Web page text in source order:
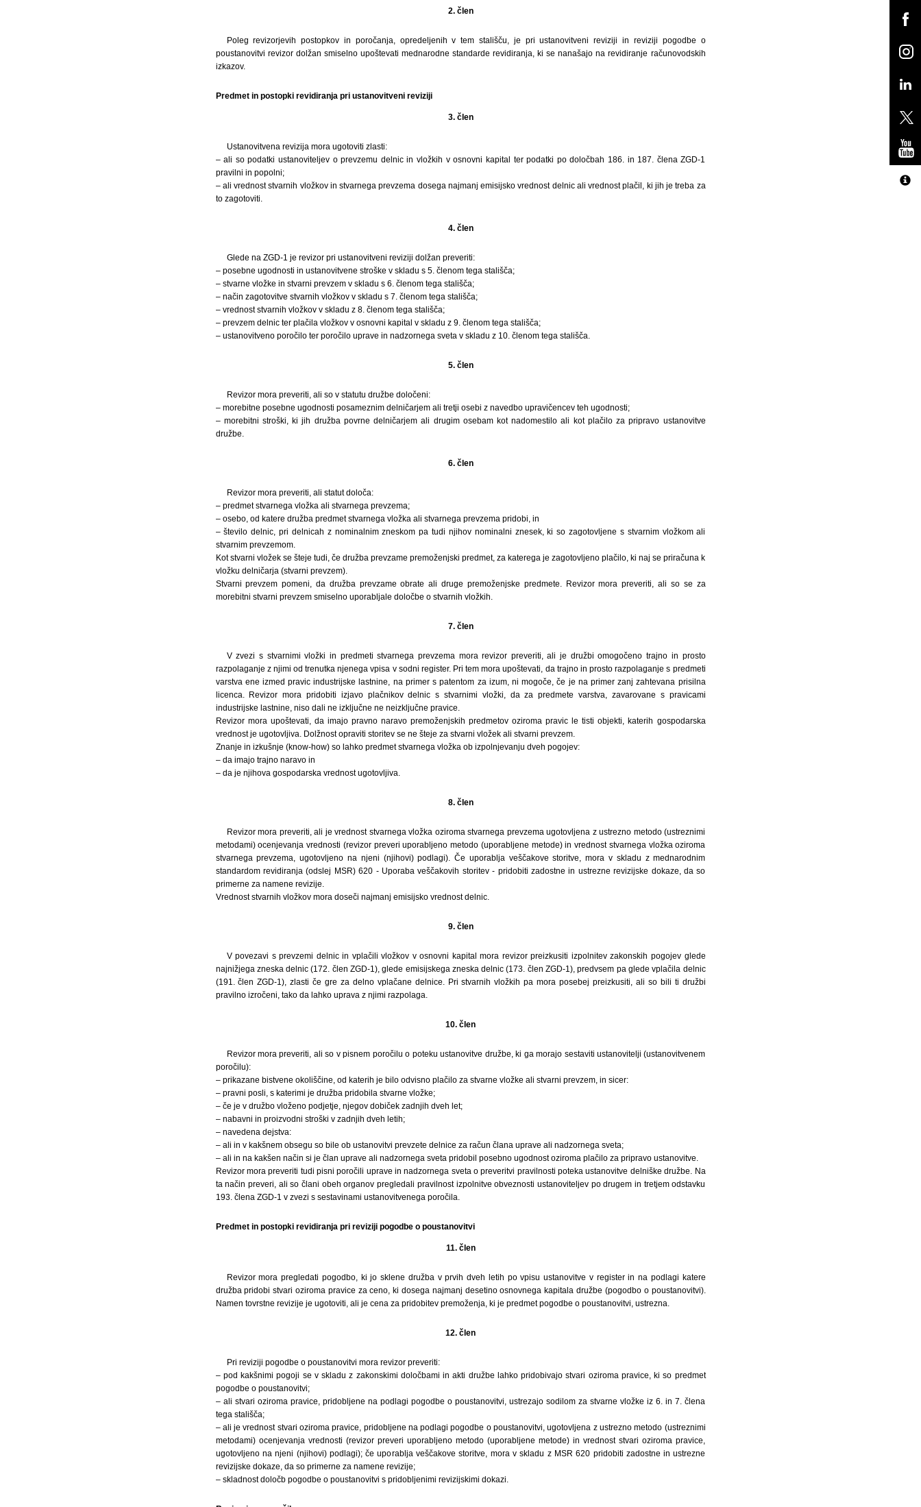
2. člen
Poleg revizorjevih postopkov in poročanja, opredeljenih v tem stališču, je pri ustanovitveni reviziji in reviziji pogodbe o
poustanovitvi revizor dolžan smiselno upoštevati mednarodne standarde revidiranja, ki se nanašajo na revidiranje računovodskih
izkazov.
Predmet in postopki revidiranja pri ustanovitveni reviziji
3. člen
Ustanovitvena revizija mora ugotoviti zlasti:
– ali so podatki ustanoviteljev o prevzemu delnic in vložkih v osnovni kapital ter podatki po določbah 186. in 187. člena ZGD-1
pravilni in popolni;
– ali vrednost stvarnih vložkov in stvarnega prevzema dosega najmanj emisijsko vrednost delnic ali vrednost plačil, ki jih je treba za
to zagotoviti.
4. člen
Glede na ZGD-1 je revizor pri ustanovitveni reviziji dolžan preveriti:
– posebne ugodnosti in ustanovitvene stroške v skladu s 5. členom tega stališča;
– stvarne vložke in stvarni prevzem v skladu s 6. členom tega stališča;
– način zagotovitve stvarnih vložkov v skladu s 7. členom tega stališča;
– vrednost stvarnih vložkov v skladu z 8. členom tega stališča;
– prevzem delnic ter plačila vložkov v osnovni kapital v skladu z 9. členom tega stališča;
– ustanovitveno poročilo ter poročilo uprave in nadzornega sveta v skladu z 10. členom tega stališča.
5. člen
Revizor mora preveriti, ali so v statutu družbe določeni:
– morebitne posebne ugodnosti posameznim delničarjem ali tretji osebi z navedbo upravičencev teh ugodnosti;
– morebitni stroški, ki jih družba povrne delničarjem ali drugim osebam kot nadomestilo ali kot plačilo za pripravo ustanovitve
družbe.
6. člen
Revizor mora preveriti, ali statut določa:
– predmet stvarnega vložka ali stvarnega prevzema;
– osebo, od katere družba predmet stvarnega vložka ali stvarnega prevzema pridobi, in
– število delnic, pri delnicah z nominalnim zneskom pa tudi njihov nominalni znesek, ki so zagotovljene s stvarnim vložkom ali
stvarnim prevzemom.
Kot stvarni vložek se šteje tudi, če družba prevzame premoženjski predmet, za katerega je zagotovljeno plačilo, ki naj se priračuna k
vložku delničarja (stvarni prevzem).
Stvarni prevzem pomeni, da družba prevzame obrate ali druge premoženjske predmete. Revizor mora preveriti, ali so se za
morebitni stvarni prevzem smiselno uporabljale določbe o stvarnih vložkih.
7. člen
V zvezi s stvarnimi vložki in predmeti stvarnega prevzema mora revizor preveriti, ali je družbi omogočeno trajno in prosto
razpolaganje z njimi od trenutka njenega vpisa v sodni register. Pri tem mora upoštevati, da trajno in prosto razpolaganje s predmeti
varstva ene izmed pravic industrijske lastnine, na primer s patentom za izum, ni mogoče, če je na primer zanj zahtevana prisilna
licenca. Revizor mora pridobiti izjavo plačnikov delnic s stvarnimi vložki, da za predmete varstva, zavarovane s pravicami
industrijske lastnine, niso dali ne izključne ne neizključne pravice.
Revizor mora upoštevati, da imajo pravno naravo premoženjskih predmetov oziroma pravic le tisti objekti, katerih gospodarska
vrednost je ugotovljiva. Dolžnost opraviti storitev se ne šteje za stvarni vložek ali stvarni prevzem.
Znanje in izkušnje (know-how) so lahko predmet stvarnega vložka ob izpolnjevanju dveh pogojev:
– da imajo trajno naravo in
– da je njihova gospodarska vrednost ugotovljiva.
8. člen
Revizor mora preveriti, ali je vrednost stvarnega vložka oziroma stvarnega prevzema ugotovljena z ustrezno metodo (ustreznimi
metodami) ocenjevanja vrednosti (revizor preveri uporabljeno metodo (uporabljene metode) in vrednost stvarnega vložka oziroma
stvarnega prevzema, ugotovljeno na njeni (njihovi) podlagi). Če uporablja veščakove storitve, mora v skladu z mednarodnim
standardom revidiranja (odslej MSR) 620 - Uporaba veščakovih storitev - pridobiti zadostne in ustrezne revizijske dokaze, da so
primerne za namene revizije.
Vrednost stvarnih vložkov mora doseči najmanj emisijsko vrednost delnic.
9. člen
V povezavi s prevzemi delnic in vplačili vložkov v osnovni kapital mora revizor preizkusiti izpolnitev zakonskih pogojev glede
najnižjega zneska delnic (172. člen ZGD-1), glede emisijskega zneska delnic (173. člen ZGD-1), predvsem pa glede vplačila delnic
(191. člen ZGD-1), zlasti če gre za delno vplačane delnice. Pri stvarnih vložkih pa mora posebej preizkusiti, ali so bili ti družbi
pravilno izročeni, tako da lahko uprava z njimi razpolaga.
10. člen
Revizor mora preveriti, ali so v pisnem poročilu o poteku ustanovitve družbe, ki ga morajo sestaviti ustanovitelji (ustanovitvenem
poročilu):
– prikazane bistvene okoliščine, od katerih je bilo odvisno plačilo za stvarne vložke ali stvarni prevzem, in sicer:
– pravni posli, s katerimi je družba pridobila stvarne vložke;
– če je v družbo vloženo podjetje, njegov dobiček zadnjih dveh let;
– nabavni in proizvodni stroški v zadnjih dveh letih;
– navedena dejstva:
– ali in v kakšnem obsegu so bile ob ustanovitvi prevzete delnice za račun člana uprave ali nadzornega sveta;
– ali in na kakšen način si je član uprave ali nadzornega sveta pridobil posebno ugodnost oziroma plačilo za pripravo ustanovitve.
Revizor mora preveriti tudi pisni poročili uprave in nadzornega sveta o preveritvi pravilnosti poteka ustanovitve delniške družbe. Na
ta način preveri, ali so člani obeh organov pregledali pravilnost izpolnitve obveznosti ustanoviteljev po drugem in tretjem odstavku
193. člena ZGD-1 v zvezi s sestavinami ustanovitvenega poročila.
Predmet in postopki revidiranja pri reviziji pogodbe o poustanovitvi
11. člen
Revizor mora pregledati pogodbo, ki jo sklene družba v prvih dveh letih po vpisu ustanovitve v register in na podlagi katere
družba pridobi stvari oziroma pravice za ceno, ki dosega najmanj desetino osnovnega kapitala družbe (pogodbo o poustanovitvi).
Namen tovrstne revizije je ugotoviti, ali je cena za pridobitev premoženja, ki je predmet pogodbe o poustanovitvi, ustrezna.
12. člen
Pri reviziji pogodbe o poustanovitvi mora revizor preveriti:
– pod kakšnimi pogoji se v skladu z zakonskimi določbami in akti družbe lahko pridobivajo stvari oziroma pravice, ki so predmet
pogodbe o poustanovitvi;
– ali stvari oziroma pravice, pridobljene na podlagi pogodbe o poustanovitvi, ustrezajo sodilom za stvarne vložke iz 6. in 7. člena
tega stališča;
– ali je vrednost stvari oziroma pravice, pridobljene na podlagi pogodbe o poustanovitvi, ugotovljena z ustrezno metodo (ustreznimi
metodami) ocenjevanja vrednosti (revizor preveri uporabljeno metodo (uporabljene metode) in vrednost stvari oziroma pravice,
ugotovljeno na njeni (njihovi) podlagi); če uporablja veščakove storitve, mora v skladu z MSR 620 pridobiti zadostne in ustrezne
revizijske dokaze, da so primerne za namene revizije;
– skladnost določb pogodbe o poustanovitvi s pridobljenimi revizijskimi dokazi.